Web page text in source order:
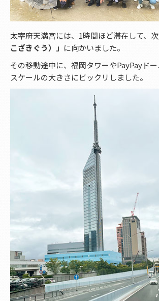
太宰府天満宮には、1時間ほど滞在して、
こざきぐう）」 に向かいました。
その移動途中に、福岡タワーやPayPayドー
スケールの大きさにビックリしました。